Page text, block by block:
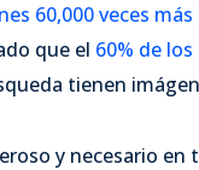
60,000 veces
que el 60% de
tienen
y necesario en